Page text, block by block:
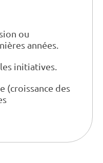
ou
années.
initiatives.
(croissance des